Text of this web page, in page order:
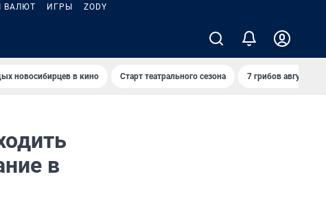
ВАЛЮТ ИГРЫ ZODY
новосибирцев в кино Старт театрального сезона 7 грибов августа
в